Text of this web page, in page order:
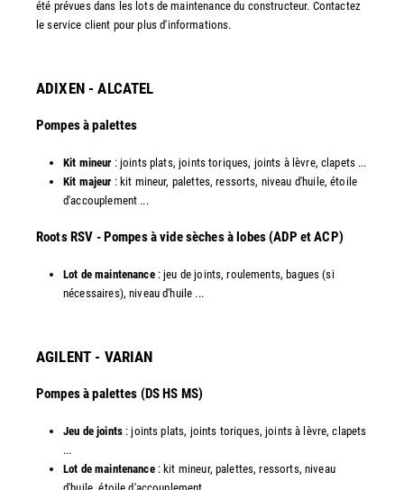
été prévues dans les lots de maintenance du constructeur. Contactez
le service client pour plus d'informations.
ADIXEN - ALCATEL
Pompes à palettes
Kit mineur : joints plats, joints toriques, joints à lèvre, clapets ...
Kit majeur : kit mineur, palettes, ressorts, niveau d'huile, étoile
d'accouplement ...​
​Roots RSV - Pompes à vide sèches à lobes (ADP et ACP)
Lot de maintenance: jeu de joints, roulements, bagues (si
nécessaires), niveau d'huile ...​
AGILENT - VARIAN
Pompes à palettes (DS HS MS)
Jeu de joints : joints plats, joints toriques, joints à lèvre, clapets
...
Lot de maintenance: kit mineur, palettes, ressorts, niveau